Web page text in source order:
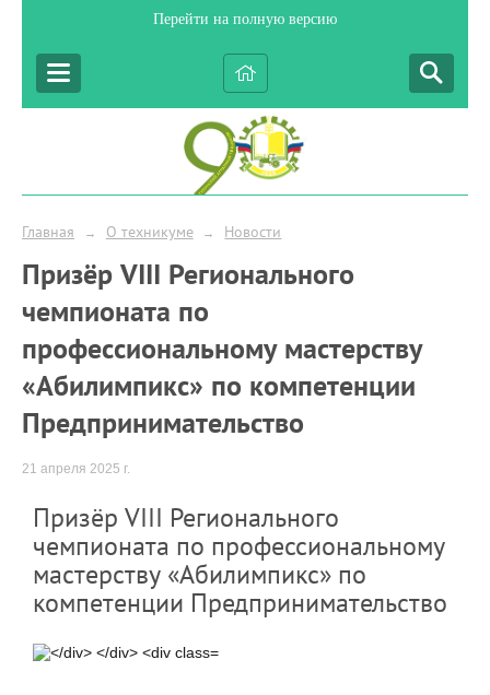
Перейти на полную версию
Главная → О техникуме → Новости
Призёр VIII Регионального
чемпионата по
профессиональному мастерству
«Абилимпикс» по компетенции
Предпринимательство
21 апреля 2025 г.
Призёр VIII Регионального
чемпионата по профессиональному
мастерству «Абилимпикс» по
компетенции Предпринимательство